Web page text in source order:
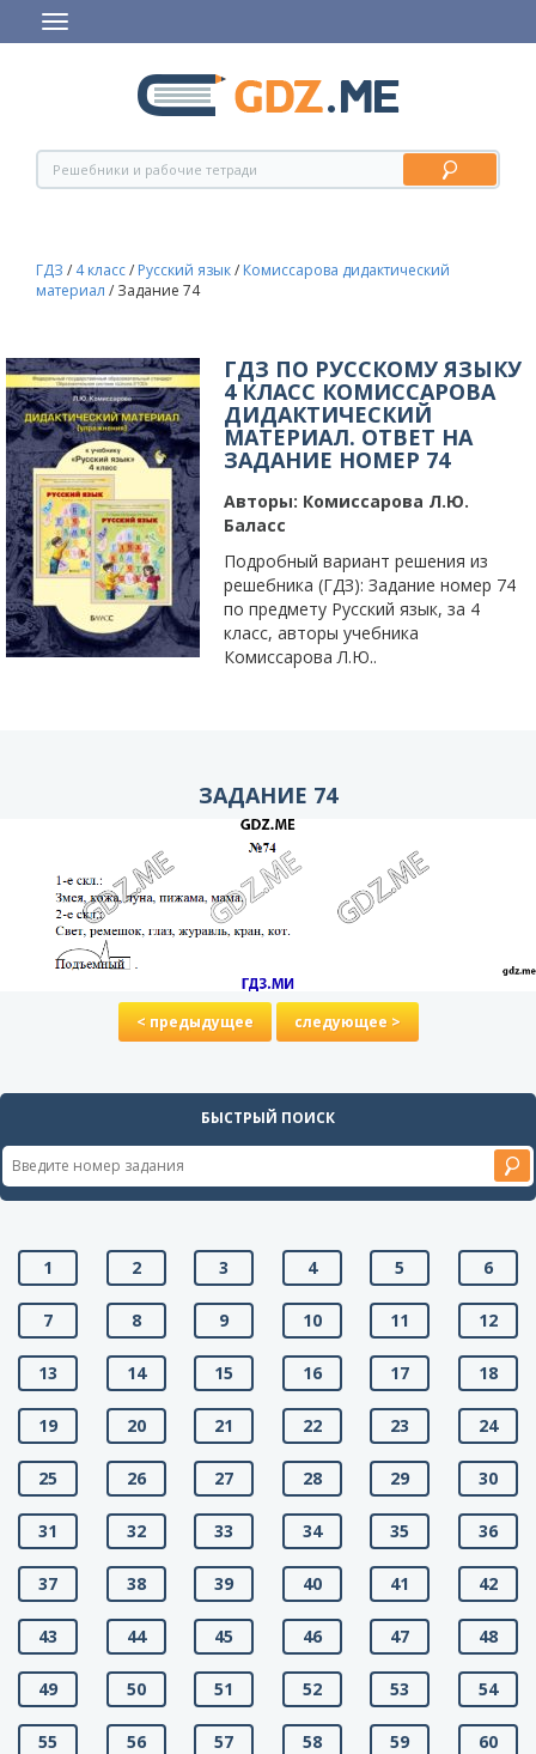
ГДЗ / 4 класс/ Русский язык/ Комиссарова дидактический
материал / Задание 74
ГДЗ ПО РУССКОМУ ЯЗЫКУ
4 КЛАСС КОМИССАРОВА
ДИДАКТИЧЕСКИЙ
МАТЕРИАЛ. ОТВЕТ НА
ЗАДАНИЕ НОМЕР 74
Авторы: Комиссарова Л.Ю.
Баласс
Подробный вариант решения из
решебника (ГДЗ): Задание номер 74
по предмету Русский язык, за 4
класс, авторы учебника
Комиссарова Л.Ю..
ЗАДАНИЕ 74
< предыдущее следующее >
БЫСТРЫЙ ПОИСК
1 2 3 4 5 6
7 8 9 10 11 12
13 14 15 16 17 18
19 20 21 22 23 24
25 26 27 28 29 30
31 32 33 34 35 36
37 38 39 40 41 42
43 44 45 46 47 48
49 50 51 52 53 54
55 56 57 58 59 60